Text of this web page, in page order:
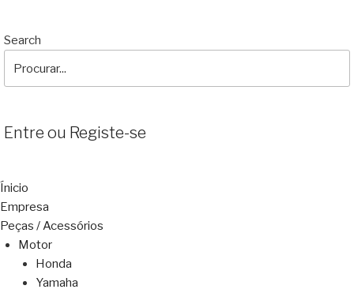
Search
Entre ou Registe-se
Ínicio
Empresa
Peças / Acessórios
Motor
Honda
Yamaha